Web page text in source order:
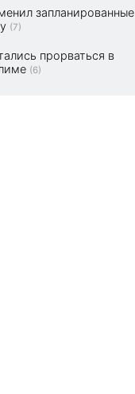
запланированные
(7)
прорваться в
(6)